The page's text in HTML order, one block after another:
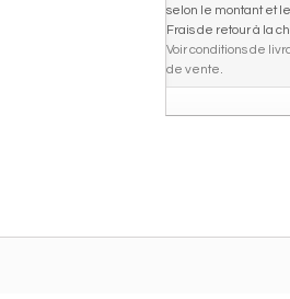
selon le montant et le
Frais de retour à la
Voir conditions de
de vente